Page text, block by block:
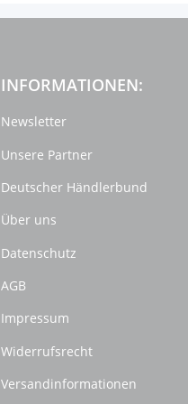
INFORMATIONEN:
Newsletter
Unsere Partner
Deutscher Händlerbund
Über uns
Datenschutz
AGB
Impressum
Widerrufsrecht
Versandinformationen